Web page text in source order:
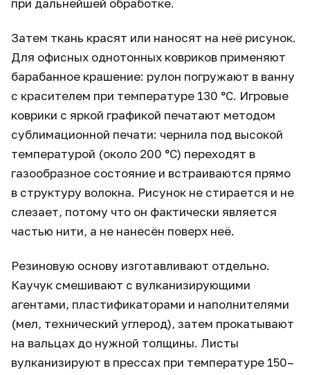
при дальнейшей обработке.
Затем ткань красят или наносят на неё рисунок.
Для офисных однотонных ковриков применяют
барабанное крашение: рулон погружают в ванну
с красителем при температуре 130 °C. Игровые
коврики с яркой графикой печатают методом
сублимационной печати: чернила под высокой
температурой (около 200 °C) переходят в
газообразное состояние и встраиваются прямо
в структуру волокна. Рисунок не стирается и не
слезает, потому что он фактически является
частью нити, а не нанесён поверх неё.
Резиновую основу изготавливают отдельно.
Каучук смешивают с вулканизирующими
агентами, пластификаторами и наполнителями
(мел, технический углерод), затем прокатывают
на вальцах до нужной толщины. Листы
вулканизируют в прессах при температуре 150–